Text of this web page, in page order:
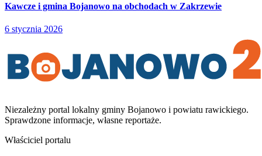
Kawcze i gmina Bojanowo na obchodach w Zakrzewie
6 stycznia 2026
Niezależny portal lokalny gminy Bojanowo i powiatu rawickiego.
Sprawdzone informacje, własne reportaże.
Właściciel portalu